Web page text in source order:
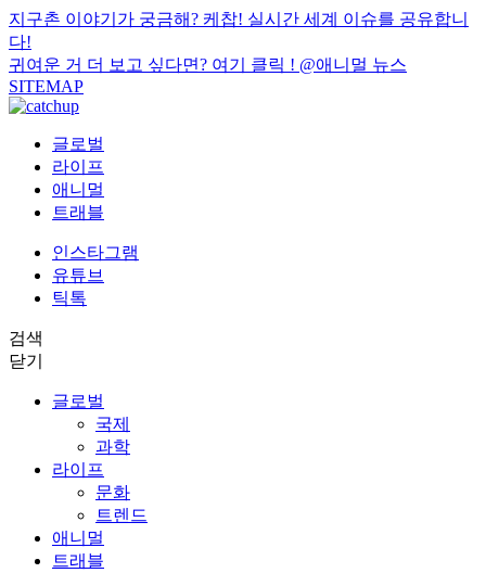
지구촌 이야기가 궁금해? 케찹! 실시간 세계 이슈를 공유합니
다!
귀여운 거 더 보고 싶다면? 여기 클릭 ! @애니멀 뉴스
SITEMAP
글로벌
라이프
애니멀
트래블
인스타그램
유튜브
틱톡
검색
닫기
글로벌
국제
과학
라이프
문화
트렌드
애니멀
트래블